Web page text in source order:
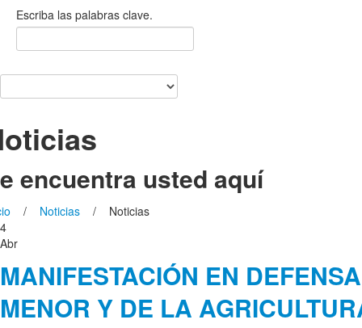
Escriba las palabras clave.
encuentra usted aquí
/ Noticias / Noticias
4
Abr
MANIFESTACIÓN EN
MENOR Y DE LA